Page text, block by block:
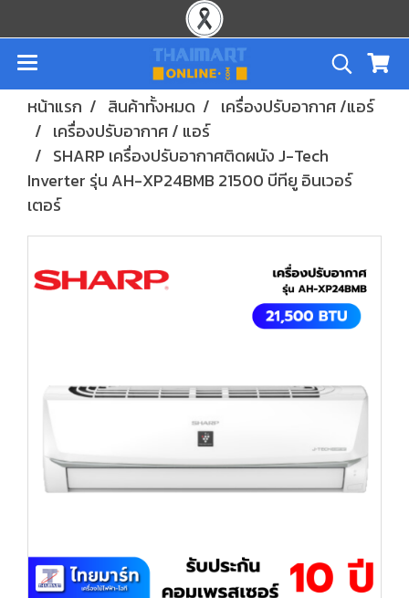
หน้าแรก สินค้าทั้งหมด
เครื่องปรับอากาศ /แอร์
เครื่องปรับอากาศ / แอร์
SHARP เครื่องปรับอากาศติดผนัง J-Tech
Inverter รุ่น AH-XP24BMB 21500 บีทียู อินเวอร์
เตอร์